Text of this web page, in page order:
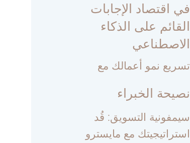
في اقتصاد الإجابات
القائم على الذكاء
الاصطناعي
تسريع نمو أعمالك مع
نصيحة الخبراء
سيمفونية التسويق: قُد
استراتيجيتك مع مايسترو